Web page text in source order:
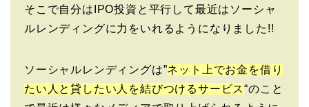
そこで自分はIPO投資と平行して最近はソーシャ
ルレンディングに力をいれるようになりました!!
ソーシャルレンディングは”ネット上でお金を借り
たい人と貸したい人を結びつけるサービス“のこと